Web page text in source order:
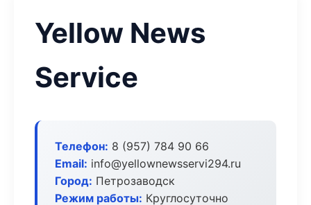
Yellow News
Service
Телефон: 8 (957) 784 90 66
Email: info@yellownewsservi294.ru
Город: Петрозаводск
Режим работы: Круглосуточно